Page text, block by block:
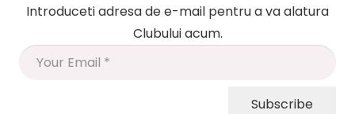
Introduceti adresa de e-mail pentru a va alatura
Clubului acum.
Subscribe